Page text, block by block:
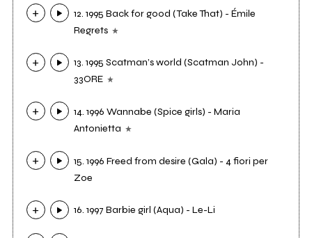
12. 1995 Back for good (Take That) - Émile
Regrets
13. 1995 Scatman’s world (Scatman John) -
33ORE
14. 1996 Wannabe (Spice girls) - Maria
Antonietta
15. 1996 Freed from desire (Gala) - 4 fiori per
Zoe
16. 1997 Barbie girl (Aqua) - Le-Li